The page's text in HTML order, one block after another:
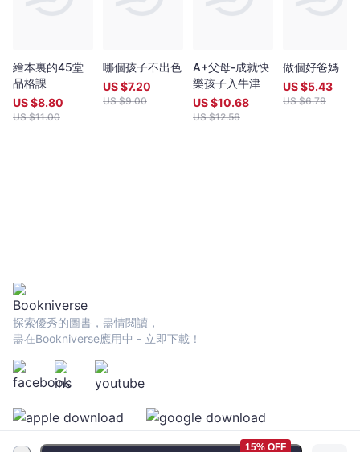
繪本裏的45堂
品格課
US $8.80
US $11.00
哪個孩子不出色
US $7.20
US $9.00
A+父母-成就快
樂孩子入牛津
US $10.68
US $12.56
做個好爸媽
US $5.43
US $6.79
15% OFF
探索優秀的圖書，盡情閱讀，
盡在Bookniverse應用中 - 立即下載！